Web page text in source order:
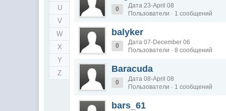
U
V
W
X
Y
Z
0
Дата 23-April 08
Пользователи · 1 сообщений
balyker
0
Дата 07-December 06
Пользователи · 8 сообщений
Baracuda
0
Дата 08-April 08
Пользователи · 1 сообщений
bars_61